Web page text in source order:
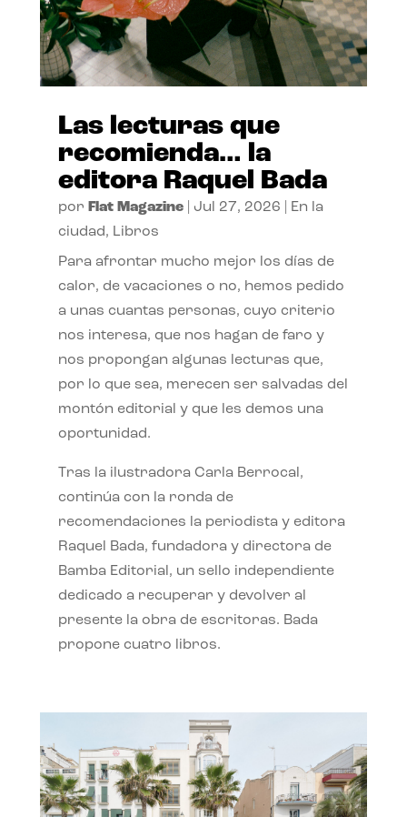
Las lecturas que
recomienda… la
editora Raquel Bada
por Flat Magazine| Jul 27, 2026
En la
ciudad, Libros
Para afrontar mucho mejor los días de
calor, de vacaciones o no, hemos pedido
a unas cuantas personas, cuyo criterio
nos interesa, que nos hagan de faro y
nos propongan algunas lecturas que,
por lo que sea, merecen ser salvadas del
montón editorial y que les demos una
oportunidad.
Tras la ilustradora Carla Berrocal,
continúa con la ronda de
recomendaciones la periodista y editora
Raquel Bada, fundadora y directora de
Bamba Editorial, un sello independiente
dedicado a recuperar y devolver al
presente la obra de escritoras. Bada
propone cuatro libros.